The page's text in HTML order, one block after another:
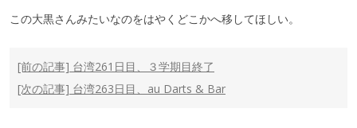
この大黒さんみたいなのをはやくどこかへ移してほしい。
投稿ナビゲーション
[前の記事] 台湾261日目、３学期目終了
[次の記事] 台湾263日目、au Darts & Bar